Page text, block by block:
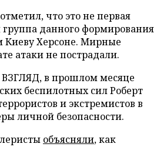
что это не первая
данного формирования
Киеву Херсоне. Мирные
атаки не пострадали.
ВЗГЛЯД, в прошлом месяце
беспилотных сил Роберт
и экстремистов в
личной безопасности.
объясняли, как